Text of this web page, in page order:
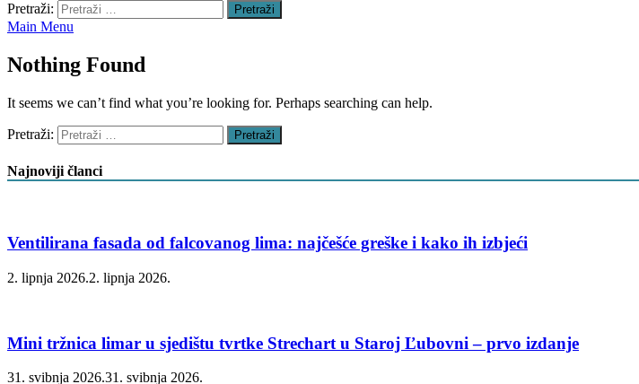
Pretraži:
Main Menu
Nothing Found
It seems we can’t find what you’re looking for. Perhaps searching can help.
Pretraži:
Najnoviji članci
Ventilirana fasada od falcovanog lima: najčešće greške i kako ih izbjeći
2. lipnja 2026.2. lipnja 2026.
Mini tržnica limar u sjedištu tvrtke Strechart u Staroj Ľubovni – prvo izdanje
31. svibnja 2026.31. svibnja 2026.